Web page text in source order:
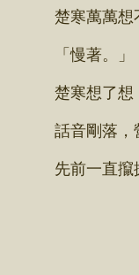
楚寒萬萬想
「慢著。」
楚寒想了想
話音剛落，
先前一直攛掇